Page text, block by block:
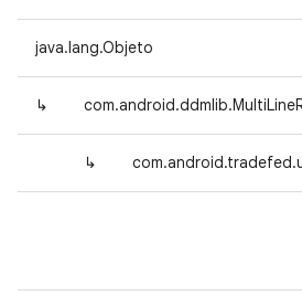
java.lang.Objeto
↳
↳